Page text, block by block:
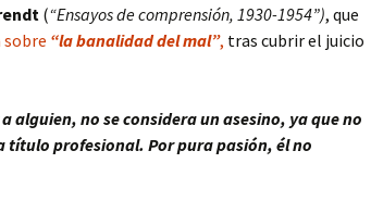
(“Ensayos de comprensión, 1930-1954”), que
“la banalidad del mal”, tras cubrir el juicio
alguien, no se considera un asesino, ya que no
título profesional. Por pura pasión, él no